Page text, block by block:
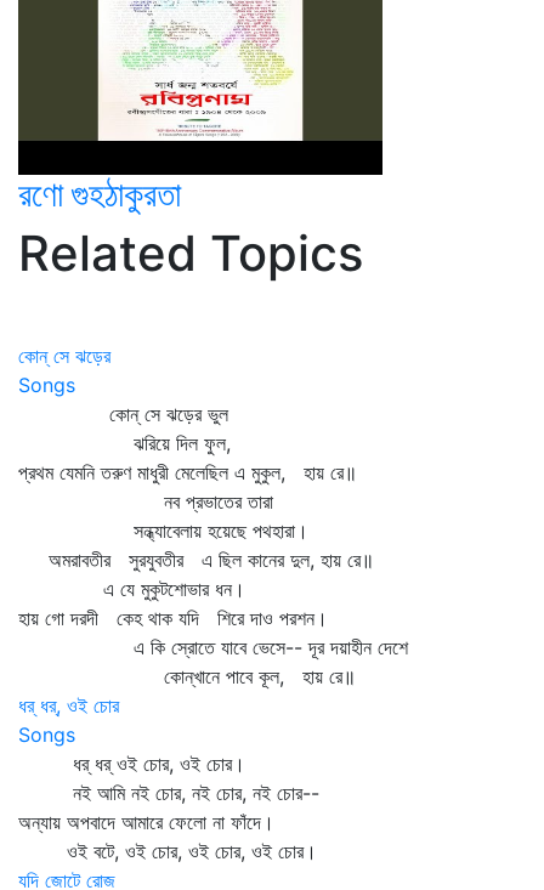
রণো গুহঠাকুরতা
Related Topics
কোন্ সে ঝড়ের
Songs
কোন্‌ সে ঝড়ের ভুল
ঝরিয়ে দিল ফুল,
প্রথম যেমনি তরুণ মাধুরী মেলেছিল এ মুকুল, হায় রে॥
নব প্রভাতের তারা
সন্ধ্যাবেলায় হয়েছে পথহারা।
অমরাবতীর সুরযুবতীর এ ছিল কানের দুল, হায় রে॥
এ যে মুকুটশোভার ধন।
হায় গো দরদী কেহ থাক যদি শিরে দাও পরশন।
এ কি স্রোতে যাবে ভেসে-- দূর দয়াহীন দেশে
কোন্‌খানে পাবে কূল, হায় রে॥
ধর্‌ ধর্‌, ওই চোর
Songs
ধর্‌ ধর্‌ ওই চোর, ওই চোর।
নই আমি নই চোর, নই চোর, নই চোর--
অন্যায় অপবাদে আমারে ফেলো না ফাঁদে।
ওই বটে, ওই চোর, ওই চোর, ওই চোর।
যদি জোটে রোজ